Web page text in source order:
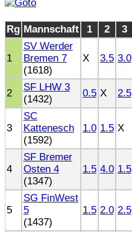
Rg Mannschaft 1 2 3
1
SV Werder
Bremen 7
(1618)
X 3.5 3.0
2
SF LHW 3
(1432)
0.5 X 2.5
3
SC
Kattenesch
(1592)
1.0 1.5 X
4
SF Bremer
Osten 4
(1347)
1.5 4.0 1.5
5
SG FinWest
5
(1437)
1.5 2.0 2.5